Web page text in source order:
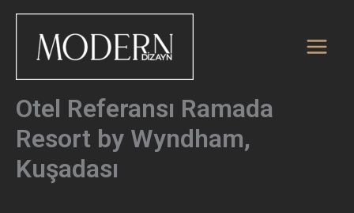
İçeriğe
Otel Referansı Ramada
Resort by Wyndham,
Kuşadası